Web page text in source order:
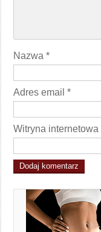
Nazwa*
Adres email*
Witryna internetowa